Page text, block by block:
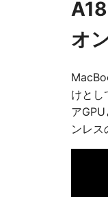
オ
けとし
ア
ンレス